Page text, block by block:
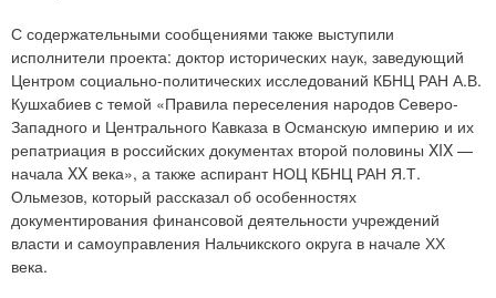
С содержательными сообщениями также выступили
исполнители проекта: доктор исторических наук, заведующий
Центром социально-политических исследований КБНЦ РАН А.В.
Кушхабиев с темой «Правила переселения народов Северо-
Западного и Центрального Кавказа в Османскую империю и их
репатриация в российских документах второй половины XIX —
начала XX века», а также аспирант НОЦ КБНЦ РАН Я.Т.
Ольмезов, который рассказал об особенностях
документирования финансовой деятельности учреждений
власти и самоуправления Нальчикского округа в начале ХХ
века.